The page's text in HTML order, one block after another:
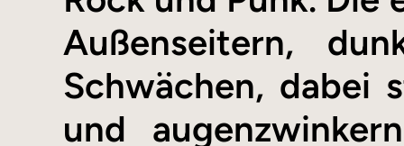
Außenseitern,
Schwächen, dabei
und